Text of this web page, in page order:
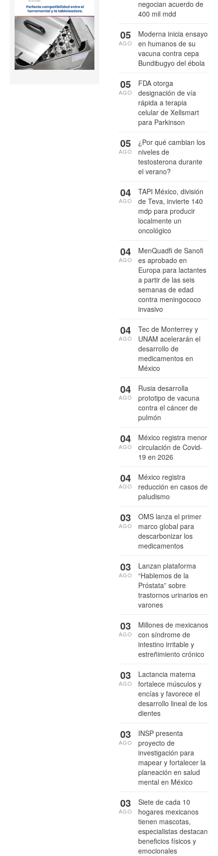
negocian acuerdo de
400 mil mdd
Moderna inicia ensayo
en humanos de su
vacuna contra cepa
Bundibugyo del ébola
05
AGO
FDA otorga
designación de vía
rápida a terapia
celular de Xellsmart
para Parkinson
05
AGO
¿Por qué cambian los
niveles de
testosterona durante
el verano?
05
AGO
TAPI México, división
de Teva, invierte 140
mdp para producir
localmente un
oncológico
04
AGO
MenQuadfi de Sanofi
es aprobado en
Europa para lactantes
a partir de las seis
semanas de edad
contra meningococo
invasivo
04
AGO
Tec de Monterrey y
UNAM acelerarán el
desarrollo de
medicamentos en
México
04
AGO
Rusia desarrolla
prototipo de vacuna
contra el cáncer de
pulmón
04
AGO
México registra menor
circulación de Covid-
19 en 2026
04
AGO
México registra
reducción en casos de
paludismo
04
AGO
OMS lanza el primer
marco global para
descarbonizar los
medicamentos
03
AGO
Lanzan plataforma
“Hablemos de la
Próstata” sobre
trastornos urinarios en
varones
03
AGO
Millones de mexicanos
con síndrome de
intestino irritable y
estreñimiento crónico
03
AGO
Lactancia materna
fortalece músculos y
encías y favorece el
desarrollo lineal de los
dientes
03
AGO
INSP presenta
proyecto de
investigación para
mapear y fortalecer la
planeación en salud
mental en México
03
AGO
Siete de cada 10
hogares mexicanos
tienen mascotas,
especialistas destacan
beneficios físicos y
emocionales
03
AGO